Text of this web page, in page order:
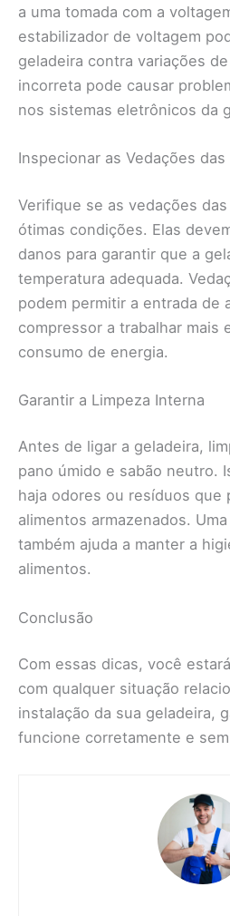
a uma tomada com a
estabilizador de voltagem
geladeira contra variações
incorreta pode causar
nos sistemas eletrônicos da
Inspecionar as Vedações das
Verifique se as vedações
ótimas condições. Elas
danos para garantir que a
temperatura adequada.
podem permitir a entrada de
compressor a trabalhar mais
consumo de energia.
Garantir a Limpeza Interna
Antes de ligar a geladeira,
pano úmido e sabão neutro.
haja odores ou resíduos que
alimentos armazenados.
também ajuda a manter a
alimentos.
Conclusão
Com essas dicas, você
com qualquer situação
instalação da sua geladeira,
funcione corretamente e